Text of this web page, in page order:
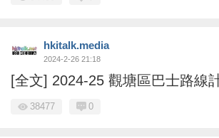
hkitalk.media
2024-2-26 21:18
[全文] 2024-25 觀塘區巴士路線
38477 0